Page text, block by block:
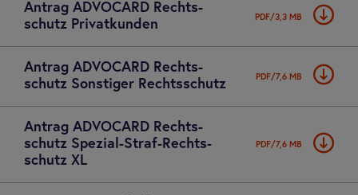
Antrag ADVO­CARD Rechts­
schutz Pri­vat­kun­den
PDF/3,3 MB
Antrag ADVO­CARD Rechts­
schutz Sons­ti­ger Rechts­schutz
PDF/7,6 MB
Antrag ADVO­CARD Rechts­
schutz Spe­zial-Straf-Rechts­
schutz XL
PDF/7,6 MB